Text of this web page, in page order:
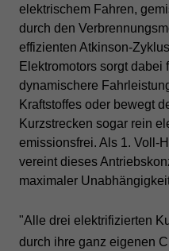
elektrischem Fahren,
durch den
effizienten Atkinson-
Elektromotors sorgt dabei
dynamischere
Kraftstoffes oder bewegt
Kurzstrecken sogar rein
emissionsfrei. Als 1. Voll-
vereint dieses
maximaler
"Alle drei elektrifizierten
durch ihre ganz eigenen